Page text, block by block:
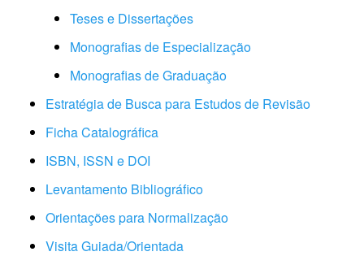
Teses e Dissertações
Monografias de Especialização
Monografias de Graduação
Estratégia de Busca para Estudos de Revisão
Ficha Catalográfica
ISBN, ISSN e DOI
Levantamento Bibliográfico
Orientações para Normalização
Visita Guiada/Orientada